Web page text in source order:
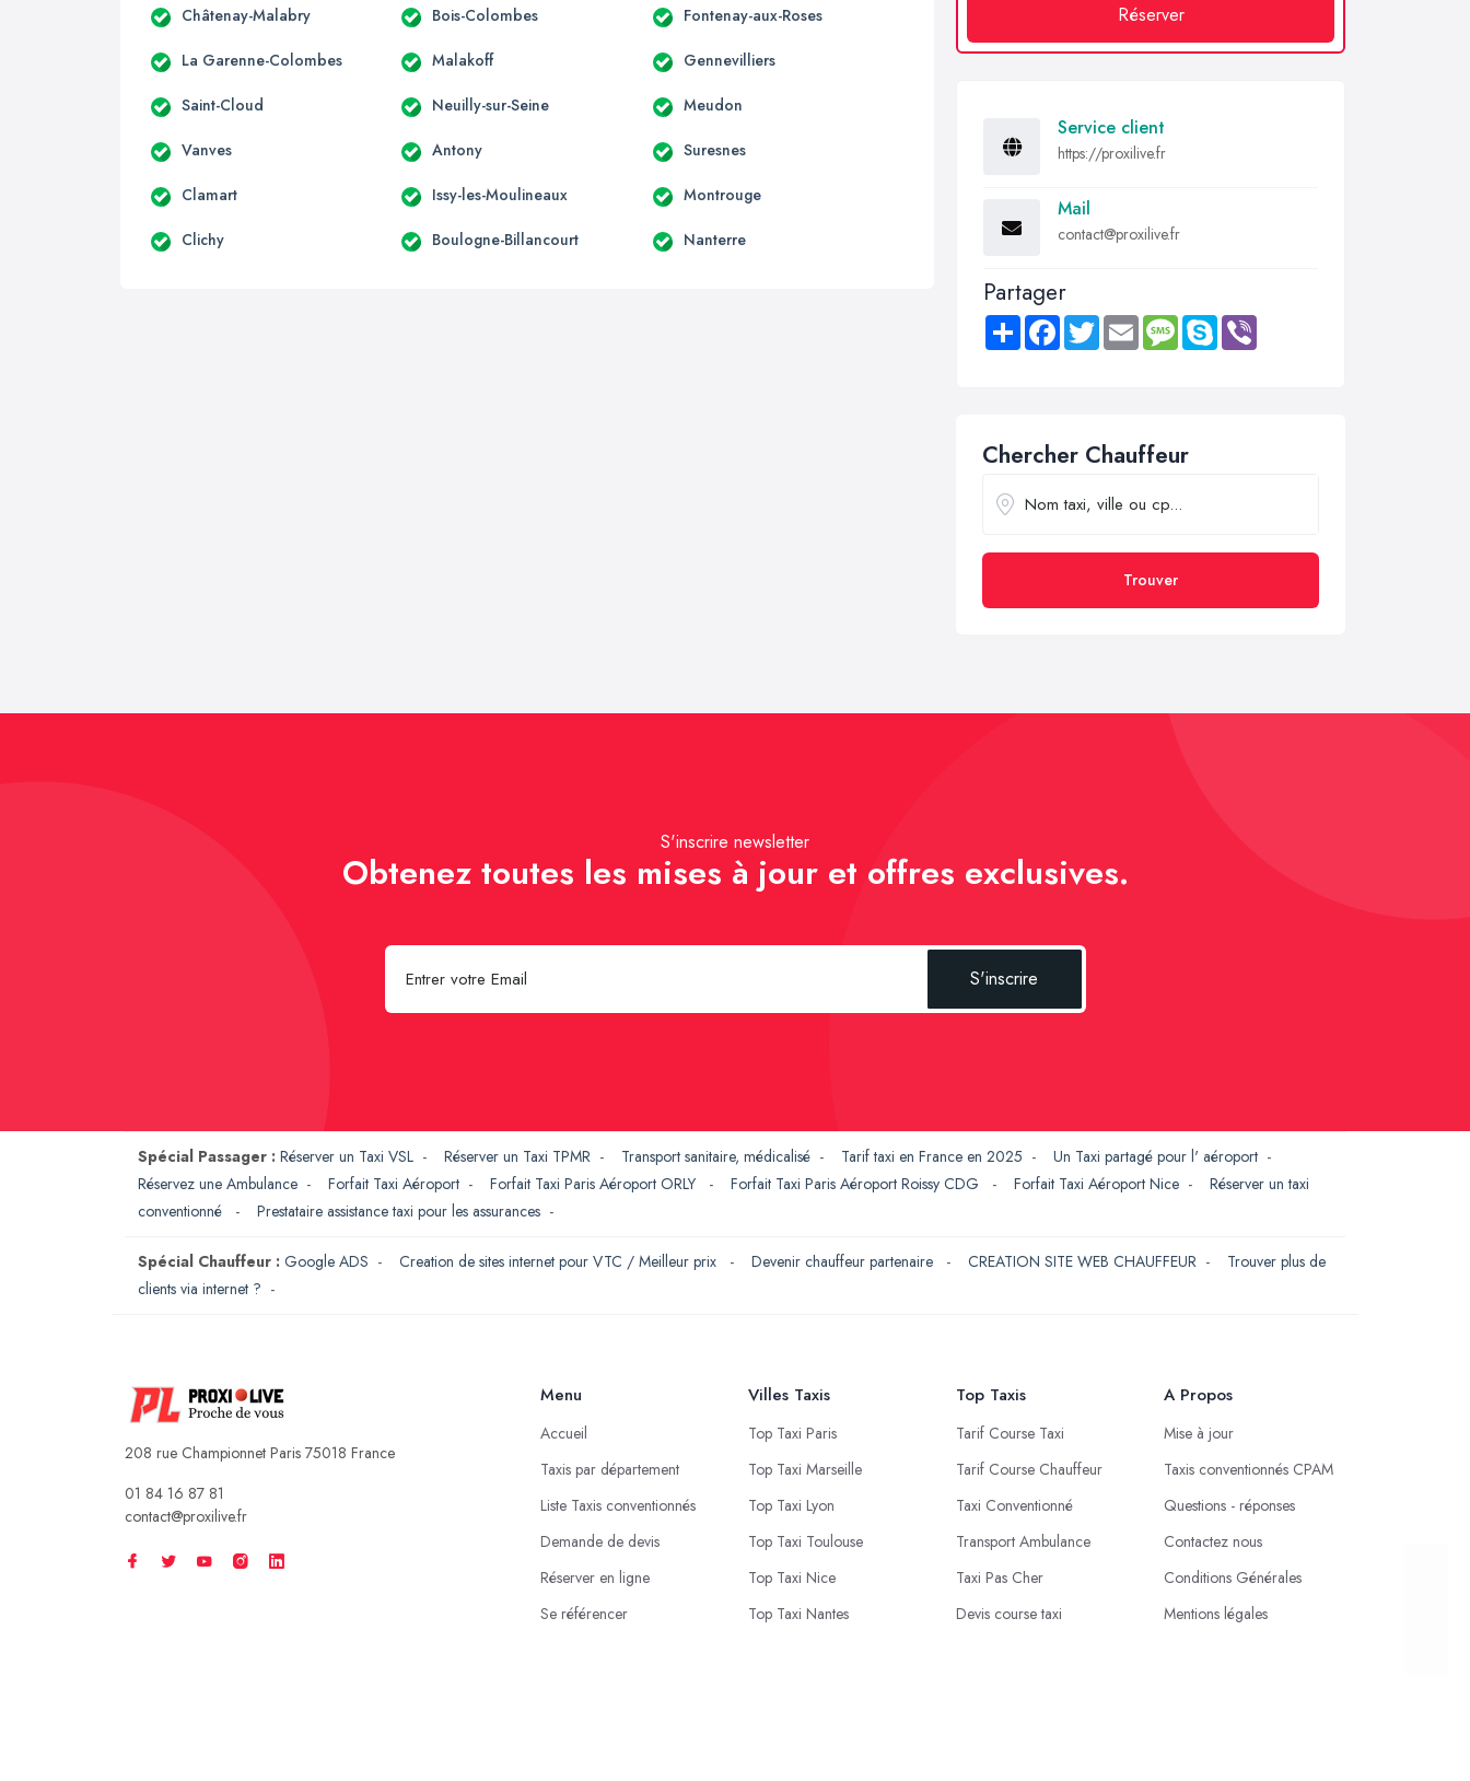
Châtenay-Malabry Bois-Colombes Fontenay-aux-Roses
La Garenne-Colombes Malakoff Gennevilliers
Saint-Cloud Neuilly-sur-Seine Meudon
Vanves Antony Suresnes
Clamart Issy-les-Moulineaux Montrouge
Clichy Boulogne-Billancourt Nanterre
Réserver
Service client
https://proxilive.fr
Mail
contact@proxilive.fr
Partager
Share FacebookTwitter Email MessageSkype
Chercher Chauffeur
Trouver
S'inscrire newsletter
Obtenez toutes les mises à jour et offres exclusives.
S'inscrire
Spécial Passager : Réserver un Taxi VSL - Réserver un Taxi TPMR - Transport sanitaire, médicalisé - Tarif taxi en France en 2025 - Un Taxi partagé pour l' aéroport -
Réservez une Ambulance - Forfait Taxi Aéroport - Forfait Taxi Paris Aéroport ORLY - Forfait Taxi Paris Aéroport Roissy CDG - Forfait Taxi Aéroport Nice - Réserver un taxi
conventionné
- Prestataire assistance taxi pour les assurances -
Spécial Chauffeur : Google ADS - Creation de sites internet pour VTC / Meilleur prix - Devenir chauffeur partenaire - CREATION SITE WEB CHAUFFEUR - Trouver plus de
clients via internet ? -
208 rue Championnet Paris 75018 France
01 84 16 87 81
contact@proxilive.fr
Menu
Accueil
Taxis par département
Liste Taxis conventionnés
Demande de devis
Réserver en ligne
Se référencer
Villes Taxis
Top Taxi Paris
Top Taxi Marseille
Top Taxi Lyon
Top Taxi Toulouse
Top Taxi Nice
Top Taxi Nantes
Top Taxis
Tarif Course Taxi
Tarif Course Chauffeur
Taxi Conventionné
Transport Ambulance
Taxi Pas Cher
Devis course taxi
A Propos
Mise à jour
Taxis conventionnés CPAM
Questions - réponses
Contactez nous
Conditions Générales
Mentions légales